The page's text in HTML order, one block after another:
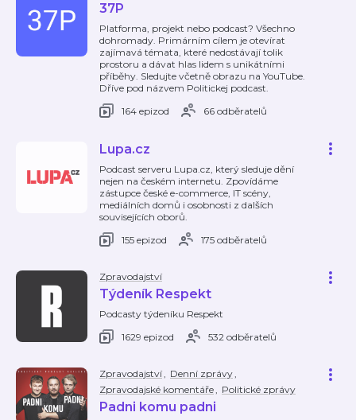
37P
Platforma, projekt nebo podcast? Všechno
dohromady. Primárním cílem je otevírat
zajímavá témata, které nedostávají tolik
prostoru a dávat hlas lidem s unikátními
příběhy. Sledujte včetně obrazu na YouTube.
Dříve pod názvem Politickej podcast.
164 epizod
66 odběratelů
Lupa.cz
Podcast serveru Lupa.cz, který sleduje dění
nejen na českém internetu. Zpovídáme
zástupce české e-commerce, IT scény,
mediálních domů i osobnosti z dalších
souvisejících oborů.
155 epizod
175 odběratelů
Zpravodajství
Týdeník Respekt
Podcasty týdeníku Respekt
1629 epizod
532 odběratelů
Zpravodajství, Denní zprávy,
Zpravodajské komentáře, Politické zprávy
Padni komu padni